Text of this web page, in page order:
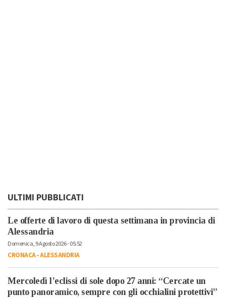
ULTIMI PUBBLICATI
Le offerte di lavoro di questa settimana in provincia di
Alessandria
Domenica, 9 Agosto 2026 - 05:52
CRONACA-ALESSANDRIA
Mercoledì l’eclissi di sole dopo 27 anni: “Cercate un
punto panoramico, sempre con gli occhialini protettivi”